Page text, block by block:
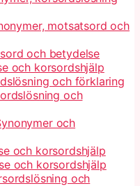
motsatsord och
och betydelse
och korsordshjälp
och förklaring
och
och
och korsordshjälp
och korsordshjälp
och